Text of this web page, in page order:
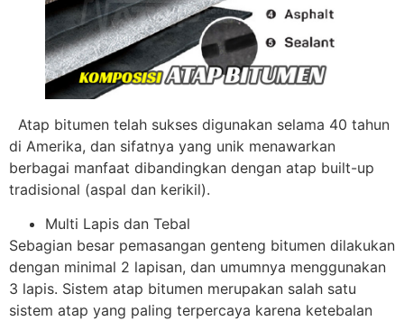
Atap bitumen telah sukses digunakan selama 40 tahun
di Amerika, dan sifatnya yang unik menawarkan
berbagai manfaat dibandingkan dengan atap built-up
tradisional (aspal dan kerikil).
Multi Lapis dan Tebal
Sebagian besar pemasangan genteng bitumen dilakukan
dengan minimal 2 lapisan, dan umumnya menggunakan
3 lapis. Sistem atap bitumen merupakan salah satu
sistem atap yang paling terpercaya karena ketebalan